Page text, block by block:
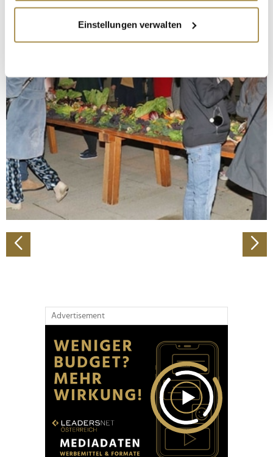
Informationen über Ihre geografische Lage
erfassen, welche bis auf einige Meter genau sein
bestimmten Merkmalen (Fingerprinting) identifizieren
Erfahren Sie mehr darüber, wie Ihre persönlichen Daten
verarbeitet werden, und legen Sie Ihre Präferenzen im
Abschnitt Einzelheitenfest.
Wir verwenden Cookies, um Inhalte und Anzeigen zu
personalisieren, Funktionen für soziale Medien anbieten
zu können und die Zugriffe auf unsere Website zu
analysieren. Außerdem geben wir Informationen zu Ihrer
Verwendung unserer Website an unsere Partner für
soziale Medien, Werbung und Analysen weiter. Unsere
Partner führen diese Informationen möglicherweise mit
Einstellungen verwalten
Advertisement